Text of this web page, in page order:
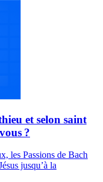
et selon saint
?
les Passions de Bach
jusqu’à la